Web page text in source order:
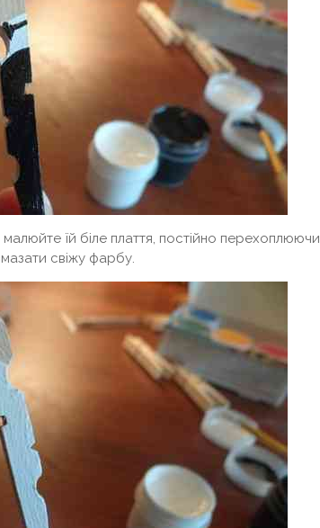
їй біле плаття, постійно перехоплюючи
свіжу фарбу.